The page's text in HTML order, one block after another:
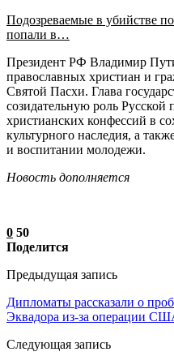
Подозреваемые в убийстве
попали в…
Президент РФ Владимир
православных христиан и
Святой Пасхи. Глава
созидательную роль Русской
христианских конфессий в
культурного наследия, а
и воспитании молодежи.
Новость дополняется
0 50
Поделится
Предыдущая запись
Дипломаты рассказали о
Эквадора из-за операции
Следующая запись